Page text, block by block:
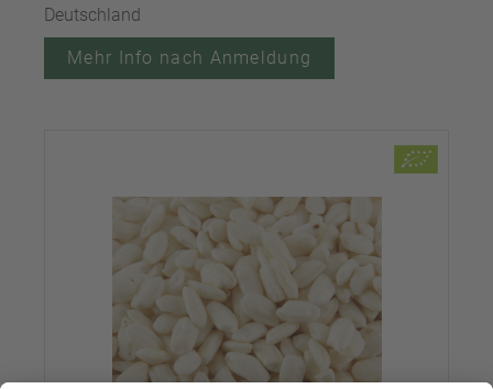
Deutschland
Mehr Info nach Anmeldung